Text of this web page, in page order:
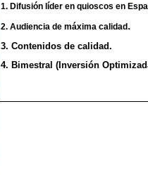
1. Difusión líder en quioscos en
2. Audiencia de máxima calidad .
3. Contenidos de calidad.
4. Bimestral (Inversión